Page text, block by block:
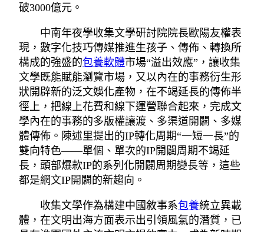
破3000億元。
中南年夜學收集文學研討院院長歐陽友權表
現，數字化技巧傳媒推進生孩子、傳佈、轉換所
構成的強盛的包養軟體市場“溢出效應”，讓收集
文學既能賦能瀏覽市場，又以內在的事務衍生形
狀開辟新的泛文娛化產物，在不竭延長的傳佈半
徑上，把線上花費和線下運營聯合起來，完成文
學內在的事務的多版權讓渡、多渠道開闢、多媒
體傳佈。陳述里提出的IP轉化周期“一短一長”的
雙向特色——單個、單次的IP開闢周期不竭延
長，頭部爆款IP的系列化開闢周期變長等，這些
都是網文IP開闢的新趨向。
收集文學作為構建中國敘事系包養統立異載
體，在文明出海方面表示出引領風氣的潛質，已